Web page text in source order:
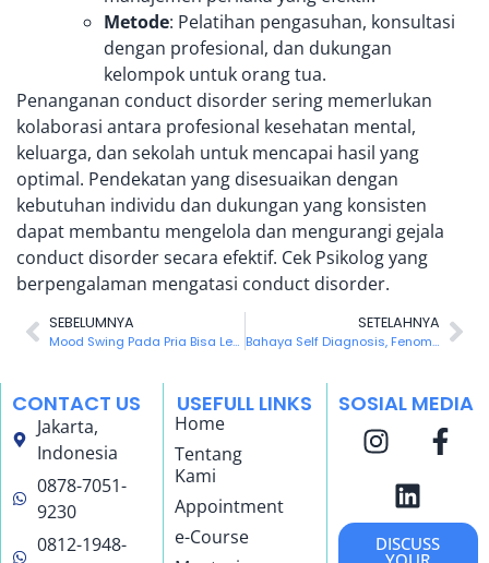
Metode: Pelatihan pengasuhan, konsultasi
dengan profesional, dan dukungan
kelompok untuk orang tua.
Penanganan conduct disorder sering memerlukan
kolaborasi antara profesional kesehatan mental,
keluarga, dan sekolah untuk mencapai hasil yang
optimal. Pendekatan yang disesuaikan dengan
kebutuhan individu dan dukungan yang konsisten
dapat membantu mengelola dan mengurangi gejala
conduct disorder secara efektif. Cek Psikolog yang
berpengalaman mengatasi conduct disorder.
SEBELUMNYA
Mood Swing Pada Pria Bisa Lebih Parah
SETELAHNYA
Bahaya Self Diagnosis, Fenomena Generasi Sekarang
CONTACT US
Jakarta,
Indonesia
0878-7051-
9230
0812-1948-
USEFULL LINKS
Home
Tentang
Kami
Appointment
e-Course
SOSIAL MEDIA
DISCUSS